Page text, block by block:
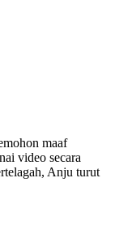
maaf
video secara
Anju turut